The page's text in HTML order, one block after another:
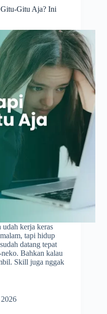
Gitu Aja? Ini
udah kerja keras
tapi hidup
datang tepat
Bahkan kalau
Skill juga nggak